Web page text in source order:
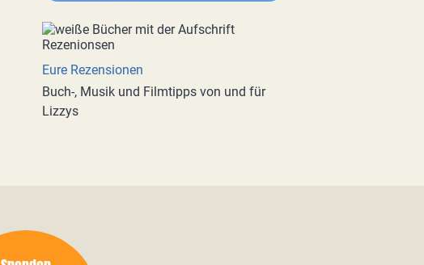
Eure Rezensionen
Buch-, Musik und Filmtipps von und für
Lizzys